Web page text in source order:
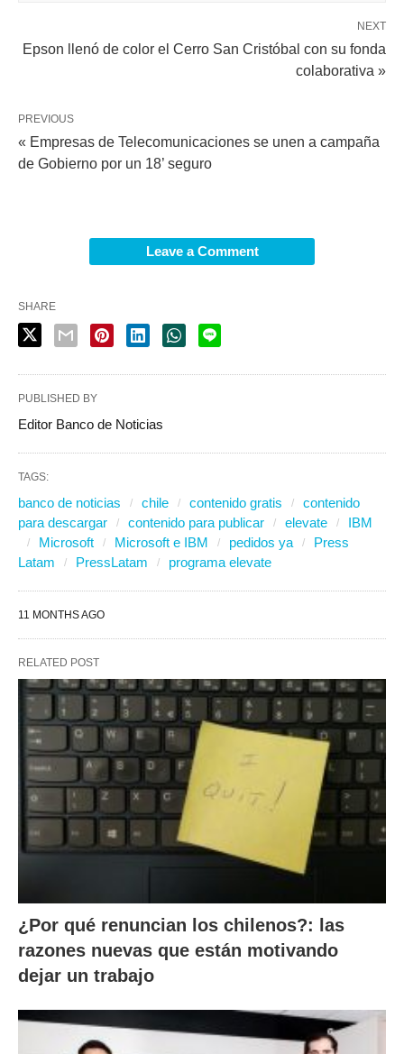
NEXT
Epson llenó de color el Cerro San Cristóbal con su fonda
colaborativa »
PREVIOUS
« Empresas de Telecomunicaciones se unen a campaña
de Gobierno por un 18’ seguro
Leave a Comment
SHARE
PUBLISHED BY
Editor Banco de Noticias
TAGS:
banco de noticias chile contenido gratis
contenido
para descargar
contenido para publicar elevate
IBM
Microsoft
Microsoft e IBM pedidos ya
Press
Latam
PressLatam programa elevate
11 MONTHS AGO
RELATED POST
¿Por qué renuncian los chilenos?: las
razones nuevas que están motivando
dejar un trabajo